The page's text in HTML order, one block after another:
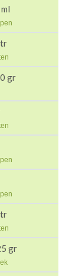
gr
gr